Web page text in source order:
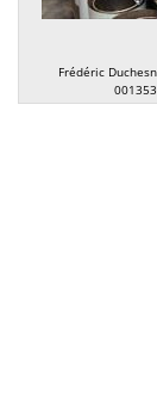
Frédéric